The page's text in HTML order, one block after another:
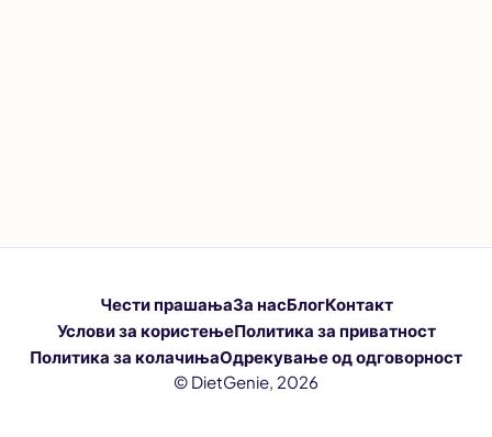
Чести прашањаЗа насБлогКонтакт
Услови за користењеПолитика за приватност
Политика за колачињаОдрекување од одговорност
© DietGenie, 2026